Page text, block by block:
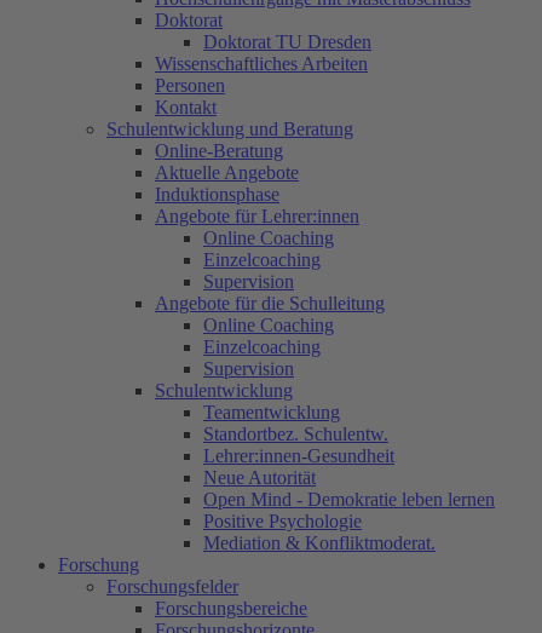
Doktorat
Doktorat TU Dresden
Wissenschaftliches Arbeiten
Personen
Kontakt
Schulentwicklung und Beratung
Online-Beratung
Aktuelle Angebote
Induktionsphase
Angebote für Lehrer:innen
Online Coaching
Einzelcoaching
Supervision
Angebote für die Schulleitung
Online Coaching
Einzelcoaching
Supervision
Schulentwicklung
Teamentwicklung
Standortbez. Schulentw.
Lehrer:innen-Gesundheit
Neue Autorität
Open Mind - Demokratie leben lernen
Positive Psychologie
Mediation & Konfliktmoderat.
Forschung
Forschungsfelder
Forschungsbereiche